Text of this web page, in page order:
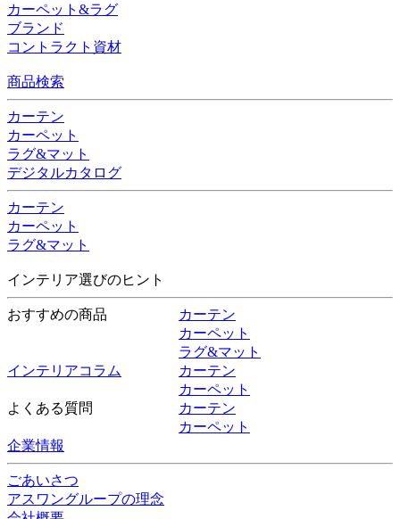
カーペット&ラグ
ブランド
コントラクト資材
商品検索
カーテン
カーペット
ラグ&マット
デジタルカタログ
カーテン
カーペット
ラグ&マット
インテリア選びのヒント
おすすめの商品
カーテン
カーペット
ラグ&マット
インテリアコラム
カーテン
カーペット
よくある質問
カーテン
カーペット
企業情報
ごあいさつ
アスワングループの理念